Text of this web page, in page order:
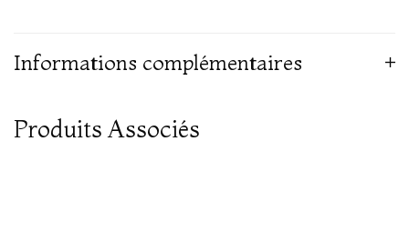
Informations complémentaires
Produits Associés